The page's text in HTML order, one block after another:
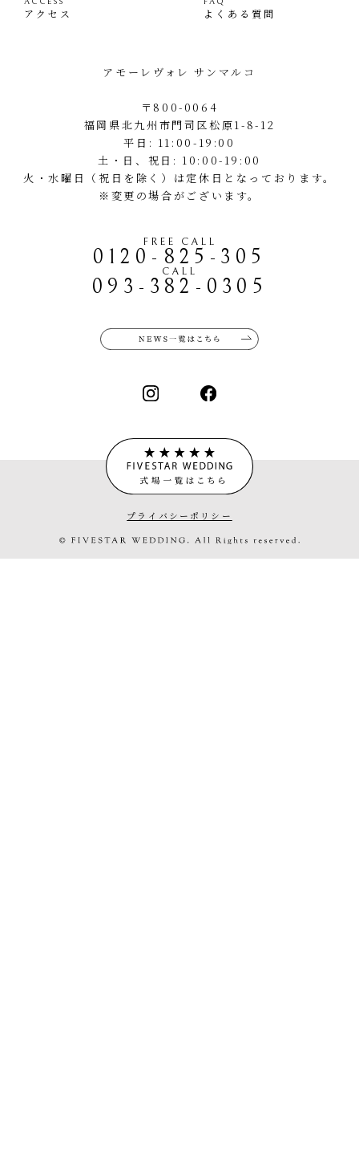
アクセス よくある質問
アモーレヴォレ サンマルコ
〒800-0064
福岡県北九州市門司区松原1-8-12
平日: 11:00-19:00
土・日、祝日: 10:00-19:00
火・水曜日（祝日を除く）は定休日となっております。
※変更の場合がございます。
FREE CALL
0120-825-305
CALL
093-382-0305
プライバシーポリシー